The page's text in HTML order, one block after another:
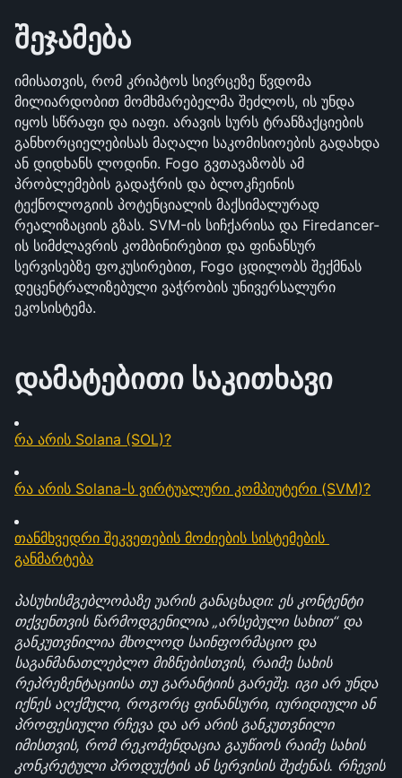
შეჯამება
იმისათვის, რომ კრიპტოს სივრცეზე წვდომა
მილიარდობით მომხმარებელმა შეძლოს, ის უნდა
იყოს სწრაფი და იაფი. არავის სურს ტრანზაქციების
განხორციელებისას მაღალი საკომისიოების გადახდა
ან დიდხანს ლოდინი. Fogo გვთავაზობს ამ
პრობლემების გადაჭრის და ბლოკჩეინის
ტექნოლოგიის პოტენციალის მაქსიმალურად
რეალიზაციის გზას. SVM-ის სიჩქარისა და Firedancer-
ის სიმძლავრის კომბინირებით და ფინანსურ
სერვისებზე ფოკუსირებით, Fogo ცდილობს შექმნას
დეცენტრალიზებული ვაჭრობის უნივერსალური
ეკოსისტემა.
დამატებითი საკითხავი
რა არის Solana (SOL)?
რა არის Solana-ს ვირტუალური კომპიუტერი (SVM)?
თანმხვედრი შეკვეთების მოძიების სისტემების
განმარტება
პასუხისმგებლობაზე უარის განაცხადი: ეს კონტენტი
თქვენთვის წარმოდგენილია „არსებული სახით“ და
განკუთვნილია მხოლოდ საინფორმაციო და
საგანმანათლებლო მიზნებისთვის, რაიმე სახის
რეპრეზენტაციისა თუ გარანტიის გარეშე. იგი არ უნდა
იქნეს აღქმული, როგორც ფინანსური, იურიდიული ან
პროფესიული რჩევა და არ არის განკუთვნილი
იმისთვის, რომ რეკომენდაცია გაუწიოს რაიმე სახის
კონკრეტული პროდუქტის ან სერვისის შეძენას. რჩევის